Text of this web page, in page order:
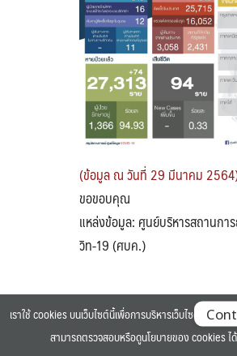
Search
(ข้อมูล ณ วันที่ 29 มีนาคม
ขอขอบคุณ
แหล่งข้อมูล: ศูนย์บริหารสถานกา
วิท-19 (ศบค.)
©2025 BANGKOK UNIVERSITY. ALL RIGHTS
เราใช้ cookies บนเว็บไซต์นี้เพื่อการบริหารเว็บไซต์ และเ
สามารถตรวจสอบหรือดูนโยบายของ cookies ได้